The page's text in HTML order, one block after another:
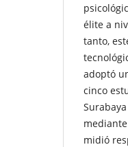
élite a
tanto,
adoptó
cinco
midió